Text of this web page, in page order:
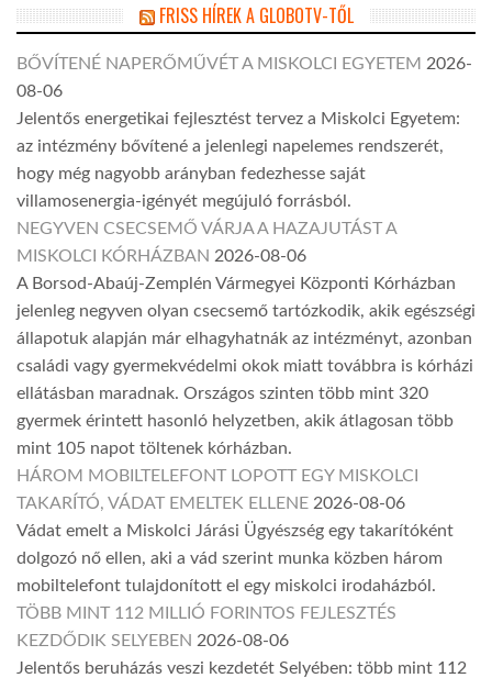
FRISS HÍREK A GLOBOTV-TŐL
BŐVÍTENÉ NAPERŐMŰVÉT A MISKOLCI EGYETEM 2026-
08-06
Jelentős energetikai fejlesztést tervez a Miskolci Egyetem:
az intézmény bővítené a jelenlegi napelemes rendszerét,
hogy még nagyobb arányban fedezhesse saját
villamosenergia-igényét megújuló forrásból.
NEGYVEN CSECSEMŐ VÁRJA A HAZAJUTÁST A
MISKOLCI KÓRHÁZBAN 2026-08-06
A Borsod-Abaúj-Zemplén Vármegyei Központi Kórházban
jelenleg negyven olyan csecsemő tartózkodik, akik egészségi
állapotuk alapján már elhagyhatnák az intézményt, azonban
családi vagy gyermekvédelmi okok miatt továbbra is kórházi
ellátásban maradnak. Országos szinten több mint 320
gyermek érintett hasonló helyzetben, akik átlagosan több
mint 105 napot töltenek kórházban.
HÁROM MOBILTELEFONT LOPOTT EGY MISKOLCI
TAKARÍTÓ, VÁDAT EMELTEK ELLENE 2026-08-06
Vádat emelt a Miskolci Járási Ügyészség egy takarítóként
dolgozó nő ellen, aki a vád szerint munka közben három
mobiltelefont tulajdonított el egy miskolci irodaházból.
TÖBB MINT 112 MILLIÓ FORINTOS FEJLESZTÉS
KEZDŐDIK SELYEBEN 2026-08-06
Jelentős beruházás veszi kezdetét Selyében: több mint 112